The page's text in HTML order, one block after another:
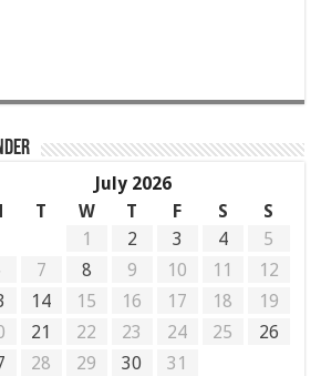
July 2026
T W T F S
S
1
2 3 4
5
7 8 9 10 11
12
14 15 16 17 18
19
21 22 23 24 25
26
28 29 30 31